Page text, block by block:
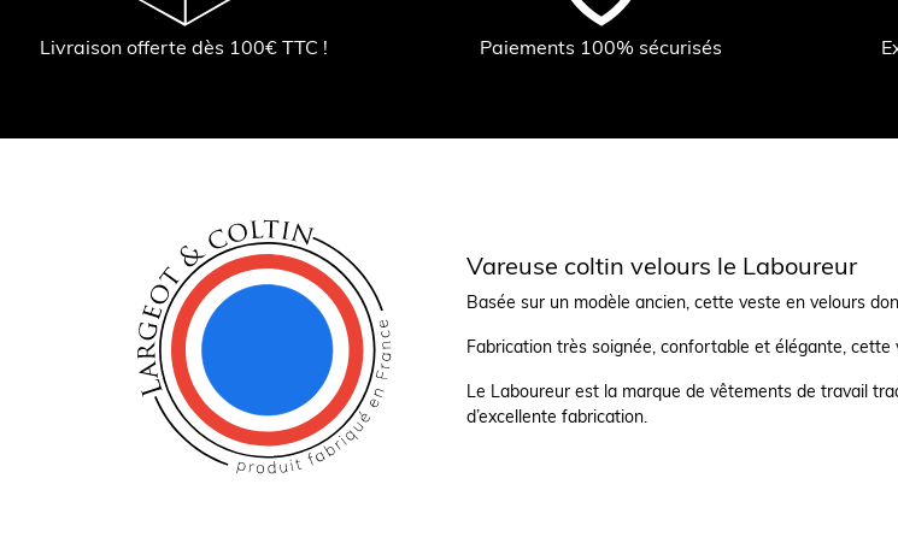
Livraison offerte dès 100€ TTC ! Paiements 100% sécurisés
Vareuse coltin velours le Laboureur
Basée sur un modèle ancien, cette veste en velours
Fabrication très soignée, confortable et élégante,
Le Laboureur est la marque de vêtements de travail
d’excellente fabrication.